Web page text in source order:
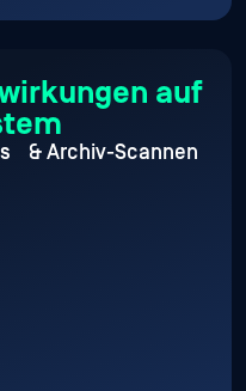
auf
& Archiv-Scannen